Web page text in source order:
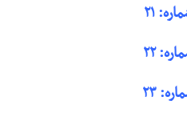
۲۱
۲۲
۲۳